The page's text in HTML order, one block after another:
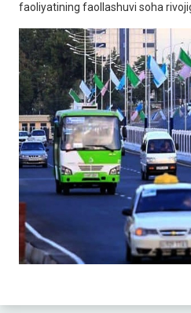
faoliyatining faollashuvi soha